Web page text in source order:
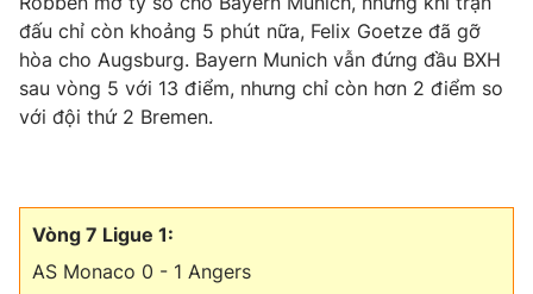
đấu chỉ còn khoảng 5 phút nữa, Felix Goetze đã gỡ
hòa cho Augsburg. Bayern Munich vẫn đứng đầu BXH
sau vòng 5 với 13 điểm, nhưng chỉ còn hơn 2 điểm so
với đội thứ 2 Bremen.
Vòng 7 Ligue 1:
AS Monaco 0 - 1 Angers